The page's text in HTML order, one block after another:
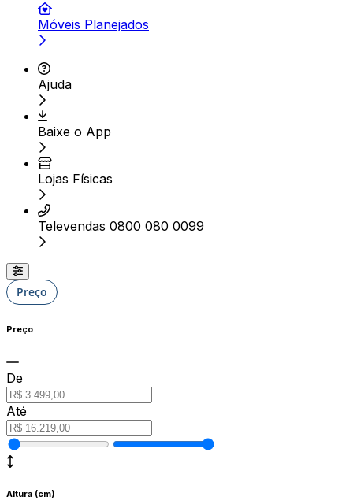
Móveis Planejados
Ajuda
Baixe o App
Lojas Físicas
Televendas 0800 080 0099
Preço
Preço
De
Até
Altura (cm)